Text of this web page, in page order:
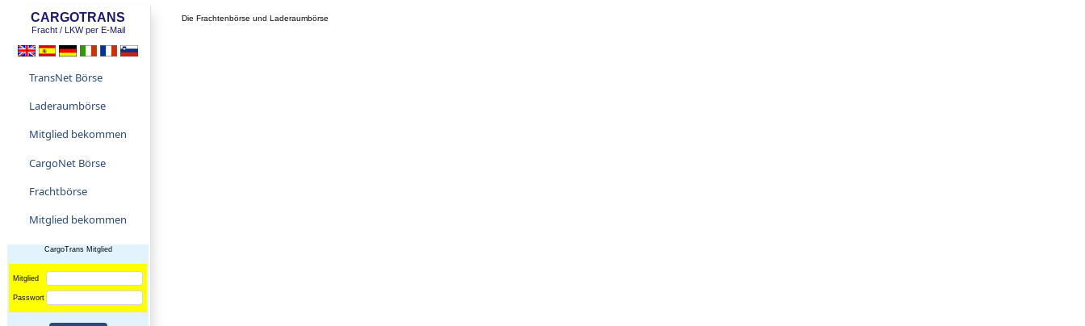
CARGOTRANS
Fracht / LKW per E-Mail
TransNet Börse
Laderaumbörse
Mitglied bekommen
CargoNet Börse
Frachtbörse
Mitglied bekommen
CargoTrans Mitglied
Mitglied
Passwort
Die Frachtenbörse und Laderaumbörse